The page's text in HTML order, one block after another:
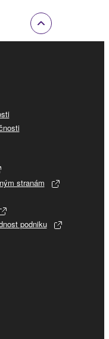
stranám
podniku